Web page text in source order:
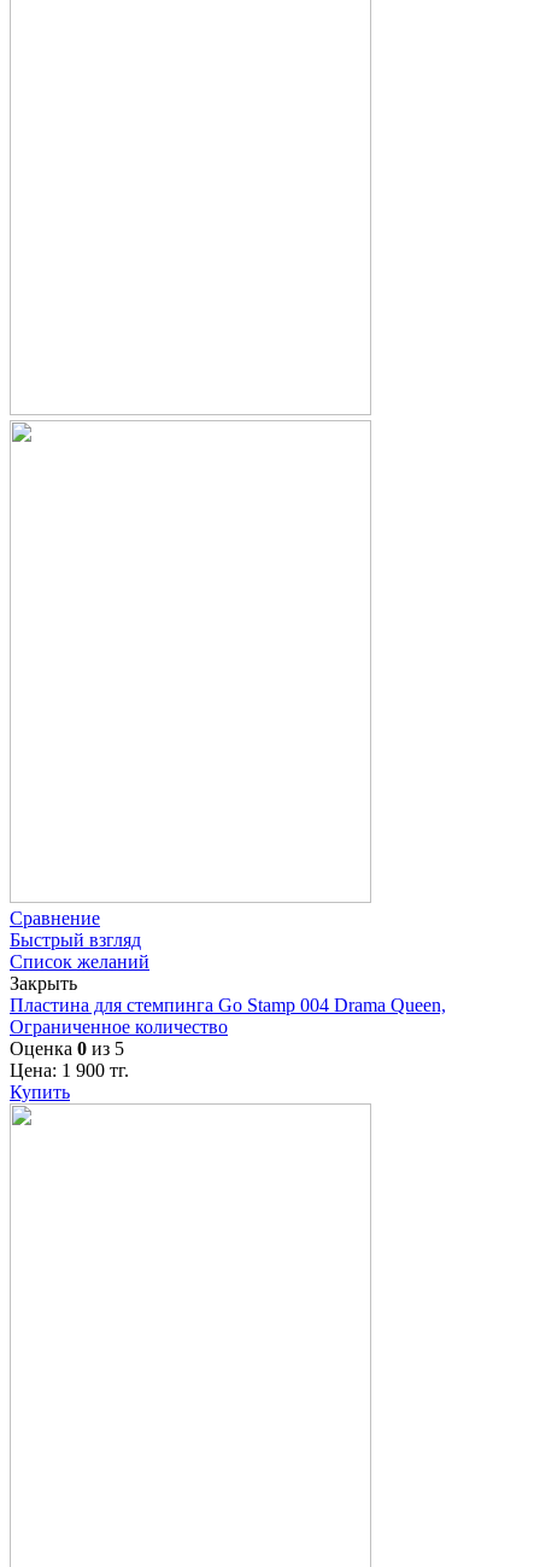
Сравнение
Быстрый взгляд
Список желаний
Закрыть
Пластина для стемпинга Go Stamp 004 Drama Queen,
Ограниченное количество
Оценка 0 из 5
Цена: 1 900 тг.
Купить